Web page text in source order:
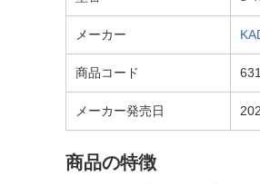
メーカー
商品コード
メーカー発売日
商品の特徴